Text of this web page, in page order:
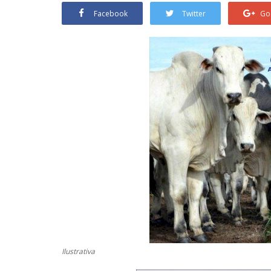
Facebook Twitter
Ilustrativa